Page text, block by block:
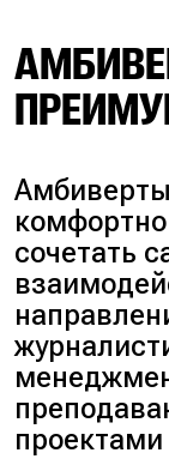
Амбиверты
сочетать
проектами